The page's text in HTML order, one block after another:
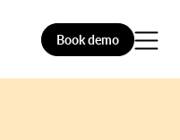
Book demo